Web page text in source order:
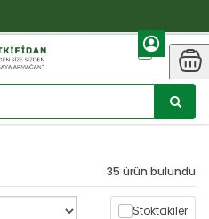
35 ürün bulundu
Stoktakiler